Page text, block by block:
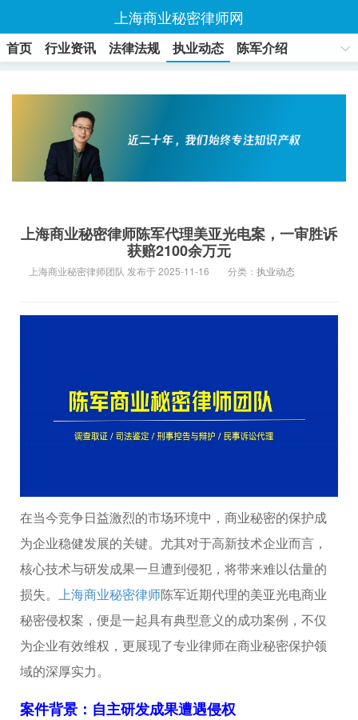
上海商业秘密律师网
首页 行业资讯 法律法规 执业动态
陈军介绍
上海商业秘密律师陈军代理美亚光电案，一审胜诉
获赔2100余万元
上海商业秘密律师团队 发布于 2025-11-16 分类： 执业动态
在当今竞争日益激烈的市场环境中，商业秘密的保护成
为企业稳健发展的关键。尤其对于高新技术企业而言，
核心技术与研发成果一旦遭到侵犯，将带来难以估量的
损失。 上海商业秘密律师陈军近期代理的美亚光电商业
秘密侵权案，便是一起具有典型意义的成功案例，不仅
为企业有效维权，更展现了专业律师在商业秘密保护领
域的深厚实力。
案件背景：自主研发成果遭遇侵权